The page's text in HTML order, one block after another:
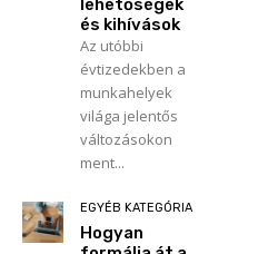
lehetőségek
és kihívások
Az utóbbi
évtizedekben a
munkahelyek
világa jelentős
változásokon
ment...
EGYÉB KATEGÓRIA
Hogyan